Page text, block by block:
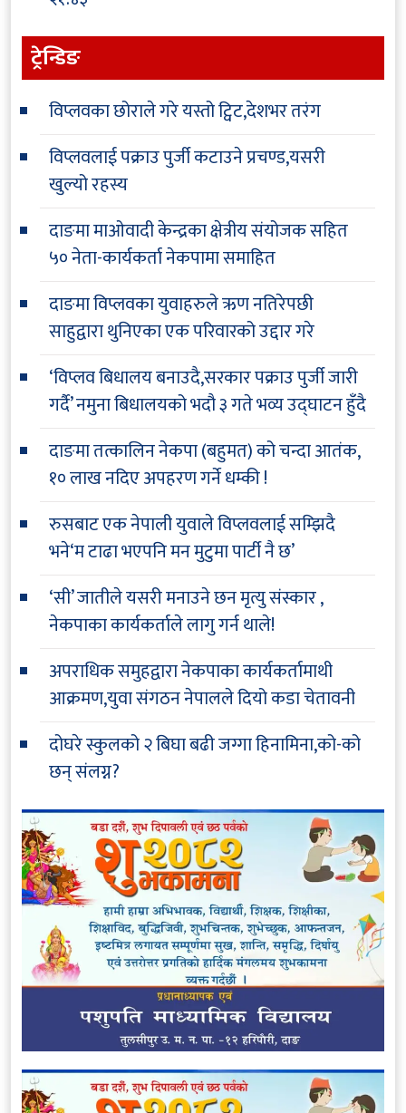
ट्रेन्डिङ
विप्लवका छोराले गरे यस्तो ट्विट,देशभर तरंग
विप्लवलाई पक्राउ पुर्जी कटाउने प्रचण्ड,यसरी
खुल्यो रहस्य
दाङमा माओवादी केन्द्रका क्षेत्रीय संयोजक सहित
५० नेता-कार्यकर्ता नेकपामा समाहित
दाङमा विप्लवका युवाहरुले ऋण नतिरेपछी
साहुद्वारा थुनिएका एक परिवारको उद्दार गरे
‘विप्लव बिधालय बनाउदै,सरकार पक्राउ पुर्जी जारी
गर्दै’ नमुना बिधालयको भदौ ३ गते भव्य उद्घाटन हुँदै
दाङमा तत्कालिन नेकपा (बहुमत) को चन्दा आतंक,
१० लाख नदिए अपहरण गर्ने धम्की !
रुसबाट एक नेपाली युवाले विप्लवलाई सम्झिदै
भने‘म टाढा भएपनि मन मुटुमा पार्टी नै छ’
‘सी’ जातीले यसरी मनाउने छन मृत्यु संस्कार ,
नेकपाका कार्यकर्ताले लागु गर्न थाले!
अपराधिक समुहद्वारा नेकपाका कार्यकर्तामाथी
आक्रमण,युवा संगठन नेपालले दियो कडा चेतावनी
दोघरे स्कुलको २ बिघा बढी जग्गा हिनामिना,को-को
छन् संलग्न?